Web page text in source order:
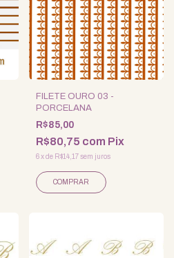
FILETE OURO 03 -
PORCELANA
R$85,00
R$80,75 com Pix
6xde R$14,17sem juros